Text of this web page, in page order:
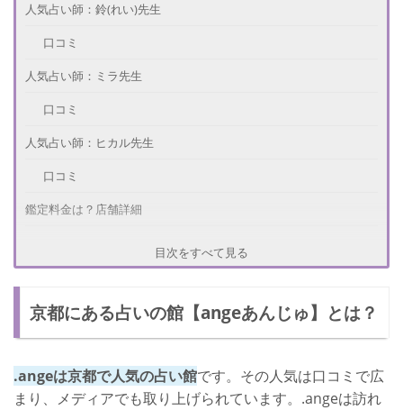
人気占い師：鈴(れい)先生
口コミ
人気占い師：ミラ先生
口コミ
人気占い師：ヒカル先生
口コミ
鑑定料金は？店舗詳細
さいごに
目次をすべて見る
京都にある占いの館【angeあんじゅ】とは？
.angeは京都で人気の占い館です。その人気は口コミで広
まり、メディアでも取り上げられています。.angeは訪れ